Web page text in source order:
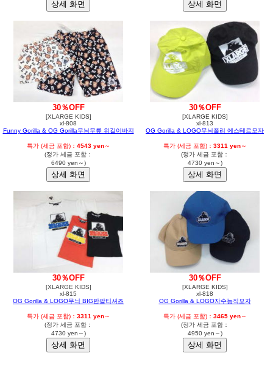
30％OFF
[XLARGE KIDS]
xl-808
Funny Gorilla & OG Gorilla무늬무릎 위길이바지
특가 (세금 포함)： 4543 yen～
(정가 세금 포함：
6490 yen～)
30％OFF
[XLARGE KIDS]
xl-813
OG Gorilla & LOGO무늬폴리 에스테르모자
특가 (세금 포함)： 3311 yen～
(정가 세금 포함：
4730 yen～)
30％OFF
[XLARGE KIDS]
xl-815
OG Gorilla & LOGO무늬 BIG반팔티셔츠
특가 (세금 포함)： 3311 yen～
(정가 세금 포함：
4730 yen～)
30％OFF
[XLARGE KIDS]
xl-818
OG Gorilla & LOGO자수능직모자
특가 (세금 포함)： 3465 yen～
(정가 세금 포함：
4950 yen～)